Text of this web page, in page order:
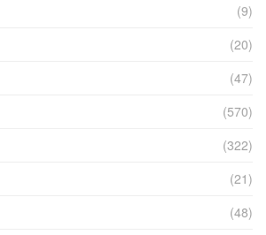
(9)
(20)
(47)
(570)
(322)
(21)
(48)